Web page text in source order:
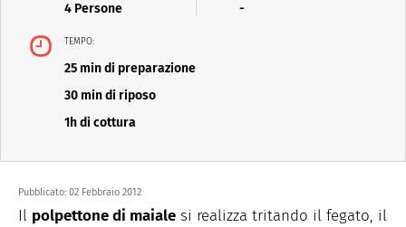
4 Persone -
TEMPO:
25 min di preparazione
30 min di riposo
1h di cottura
Pubblicato: 02 Febbraio 2012
Il polpettone di maiale si realizza tritando il fegato, il